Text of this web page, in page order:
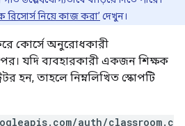
রিসোর্স নিয়ে কাজ করা’ দেখুন।
কোর্সে অনুরোধকারী
যদি ব্যবহারকারী একজন শিক্ষক
হন, তাহলে নিম্নলিখিত স্কোপটি
auth/classroom.c